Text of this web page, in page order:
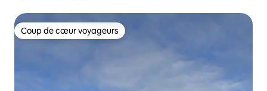
Coup de cœur voyageurs
Coup de cœur voyageurs